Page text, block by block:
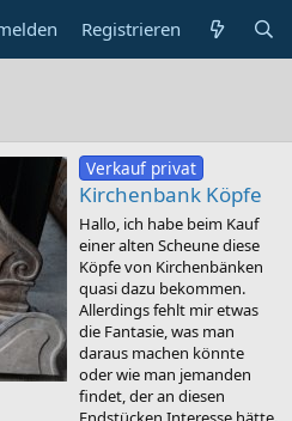
Registrieren
Verkauf privat
Kirchenbank Köpfe
Hallo, ich habe beim Kauf
einer alten Scheune diese
Köpfe von Kirchenbänken
quasi dazu bekommen.
Allerdings fehlt mir etwas
die Fantasie, was man
daraus machen könnte
oder wie man jemanden
findet, der an diesen